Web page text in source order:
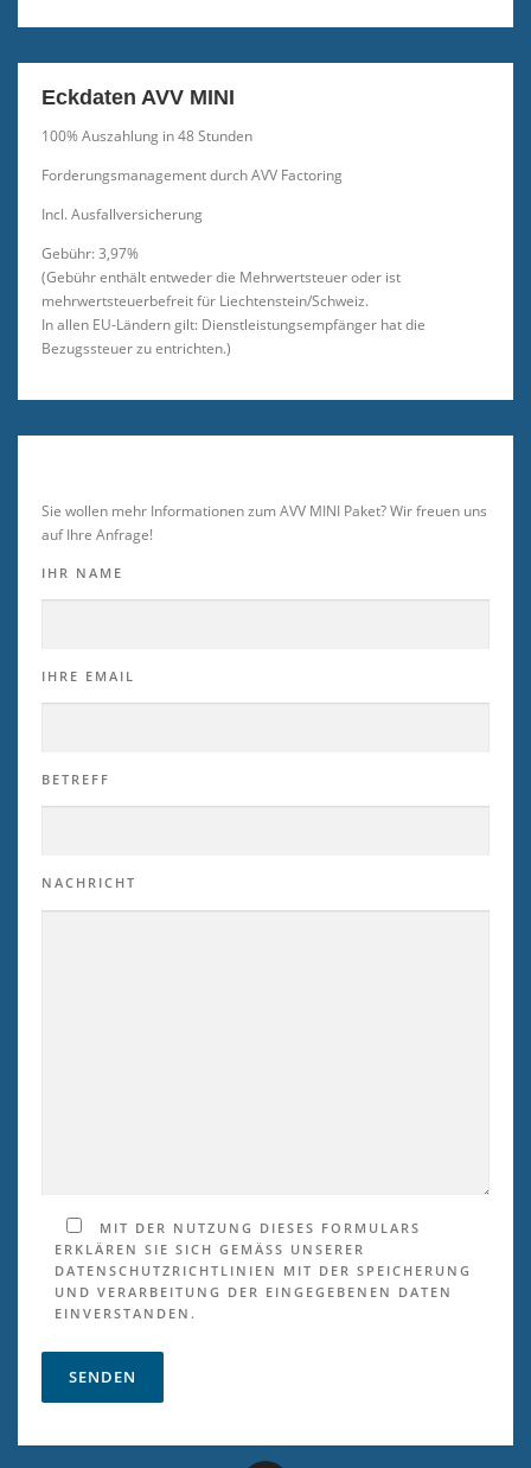
Eckdaten AVV MINI
100% Auszahlung in 48 Stunden
Forderungsmanagement durch AVV Factoring
Incl. Ausfallversicherung
Gebühr: 3,97%
(Gebühr enthält entweder die Mehrwertsteuer oder ist
mehrwertsteuerbefreit für Liechtenstein/Schweiz.
In allen EU-Ländern gilt: Dienstleistungsempfänger hat die
Bezugssteuer zu entrichten.)
Sie wollen mehr Informationen zum AVV MINI Paket? Wir freuen uns
auf Ihre Anfrage!
IHR NAME
IHRE EMAIL
BETREFF
NACHRICHT
MIT DER NUTZUNG DIESES FORMULARS
ERKLÄREN SIE SICH GEMÄSS UNSERER
DATENSCHUTZRICHTLINIEN MIT DER SPEICHERUNG
UND VERARBEITUNG DER EINGEGEBENEN DATEN
EINVERSTANDEN.